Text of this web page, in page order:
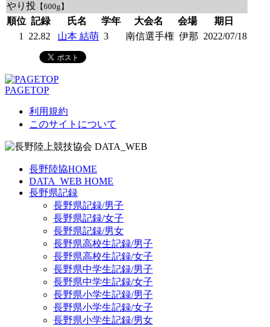
やり投 【600g】
順位 記録 氏名 学年 大会名 会場
期日
1
22.82 山本 結萌 3 南信選手権 伊那 2022/07/18
PAGETOP
利用規約
このサイトについて
長野陸協HOME
DATA_WEB HOME
長野県記録
長野県記録/男子
長野県記録/女子
長野県記録/男女
長野県高校生記録/男子
長野県高校生記録/女子
長野県中学生記録/男子
長野県中学生記録/女子
長野県小学生記録/男子
長野県小学生記録/女子
長野県小学生記録/男女